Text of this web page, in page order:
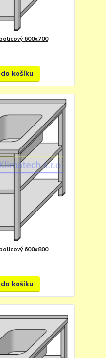
600x700
košíku
600x800
košíku